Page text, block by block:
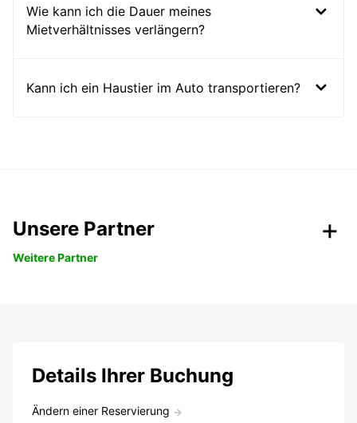
Wie kann ich die Dauer meines
Mietverhältnisses verlängern?
Kann ich ein Haustier im Auto transportieren?
Unsere Partner
Weitere Partner
Details Ihrer Buchung
Ändern einer Reservierung